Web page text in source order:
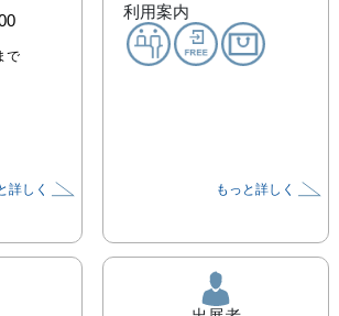
で
詳しく
利用案内
もっと詳しく